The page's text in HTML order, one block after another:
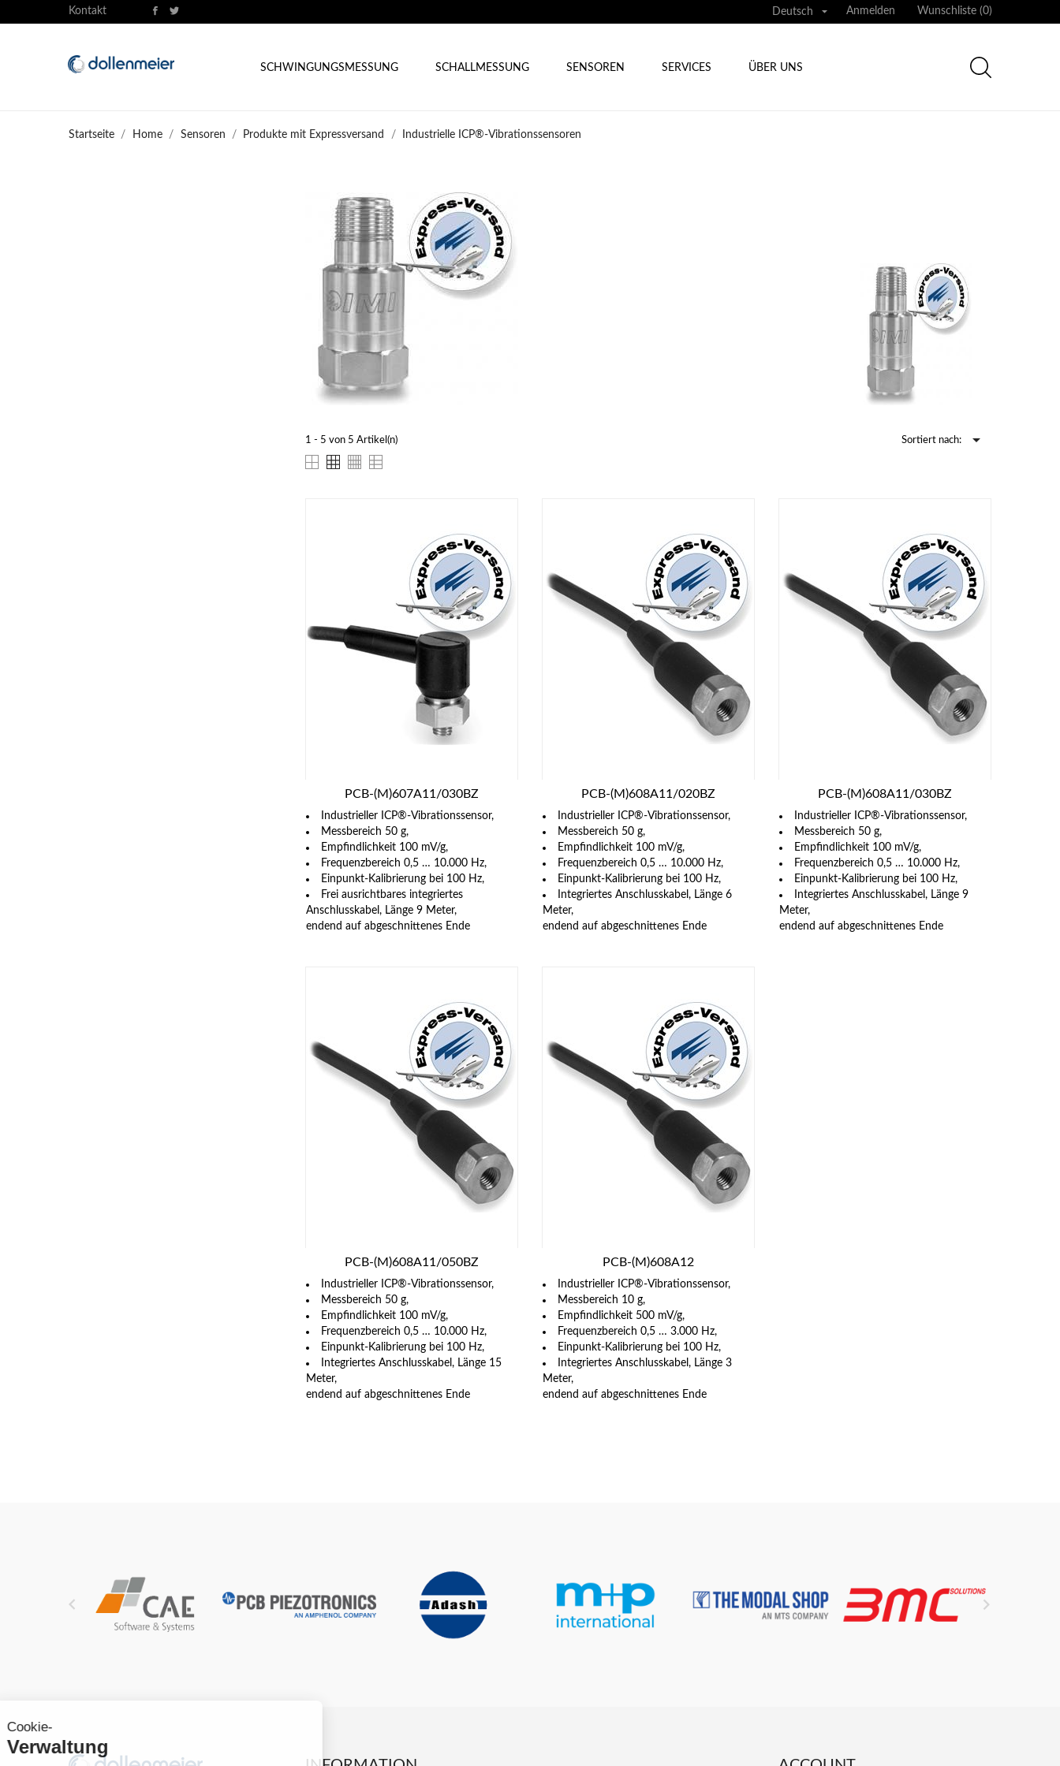
Kontakt Deutsch  Anmelden Wunschliste (0)
SCHWINGUNGSMESSUNG SCHALLMESSUNG SENSOREN SERVICES ÜBER UNS
Startseite Home Sensoren Produkte mit Expressversand Industrielle ICP®-Vibrationssensoren
1 - 5 von 5 Artikel(n) Sortiert nach: 
PCB-(M)607A11/030BZ
Industrieller ICP®-Vibrationssensor,
Messbereich 50 g,
Empfindlichkeit 100 mV/g,
Frequenzbereich 0,5 … 10.000 Hz,
Einpunkt-Kalibrierung bei 100 Hz,
Frei ausrichtbares integriertes
Anschlusskabel, Länge 9 Meter,
endend auf abgeschnittenes Ende
PCB-(M)608A11/020BZ
Industrieller ICP®-Vibrationssensor,
Messbereich 50 g,
Empfindlichkeit 100 mV/g,
Frequenzbereich 0,5 … 10.000 Hz,
Einpunkt-Kalibrierung bei 100 Hz,
Integriertes Anschlusskabel, Länge 6
Meter,
endend auf abgeschnittenes Ende
PCB-(M)608A11/030BZ
Industrieller ICP®-Vibrationssensor,
Messbereich 50 g,
Empfindlichkeit 100 mV/g,
Frequenzbereich 0,5 … 10.000 Hz,
Einpunkt-Kalibrierung bei 100 Hz,
Integriertes Anschlusskabel, Länge 9
Meter,
endend auf abgeschnittenes Ende
PCB-(M)608A11/050BZ
Industrieller ICP®-Vibrationssensor,
Messbereich 50 g,
Empfindlichkeit 100 mV/g,
Frequenzbereich 0,5 … 10.000 Hz,
Einpunkt-Kalibrierung bei 100 Hz,
Integriertes Anschlusskabel, Länge 15
Meter,
endend auf abgeschnittenes Ende
PCB-(M)608A12
Industrieller ICP®-Vibrationssensor,
Messbereich 10 g,
Empfindlichkeit 500 mV/g,
Frequenzbereich 0,5 … 3.000 Hz,
Einpunkt-Kalibrierung bei 100 Hz,
Integriertes Anschlusskabel, Länge 3
Meter,
endend auf abgeschnittenes Ende
 